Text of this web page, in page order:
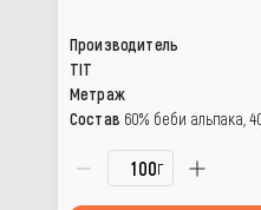
Производитель
TIT
Метраж
Состав 60% беби альпака,
г